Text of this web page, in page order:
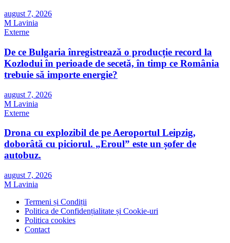
august 7, 2026
M Lavinia
Externe
De ce Bulgaria înregistrează o producție record la
Kozlodui în perioade de secetă, în timp ce România
trebuie să importe energie?
august 7, 2026
M Lavinia
Externe
Drona cu explozibil de pe Aeroportul Leipzig,
doborâtă cu piciorul. „Eroul” este un șofer de
autobuz.
august 7, 2026
M Lavinia
Termeni și Condiții
Politica de Confidențialitate și Cookie-uri
Politica cookies
Contact